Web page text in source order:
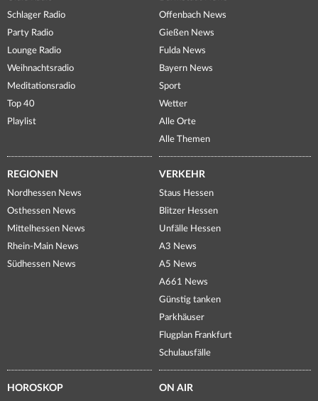
Schlager Radio
Party Radio
Lounge Radio
Weihnachtsradio
Meditationsradio
Top 40
Playlist
Offenbach News
Gießen News
Fulda News
Bayern News
Sport
Wetter
Alle Orte
Alle Themen
REGIONEN
Nordhessen News
Osthessen News
Mittelhessen News
Rhein-Main News
Südhessen News
VERKEHR
Staus Hessen
Blitzer Hessen
Unfälle Hessen
A3 News
A5 News
A661 News
Günstig tanken
Parkhäuser
Flugplan Frankfurt
Schulausfälle
HOROSKOP ON AIR